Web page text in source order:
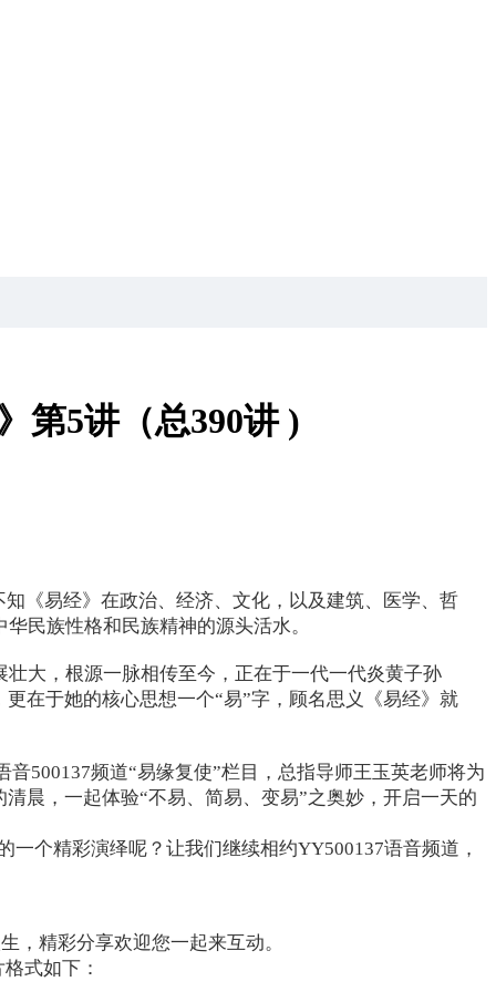
第5讲（总390讲 )
《易经》在政治、经济、文化，以及建筑、医学、哲
民族性格和民族精神的源头活水。
大，根源一脉相传至今，正在于一代一代炎黄子孙
在于她的核心思想一个“易”字，顾名思义《易经》就
500137频道“易缘复使”栏目，总指导师王玉英老师将为
晨，一起体验“不易、简易、变易”之奥妙，开启一天的
个精彩演绎呢？让我们继续相约YY500137语音频道，
，精彩分享欢迎您一起来互动。
式如下：